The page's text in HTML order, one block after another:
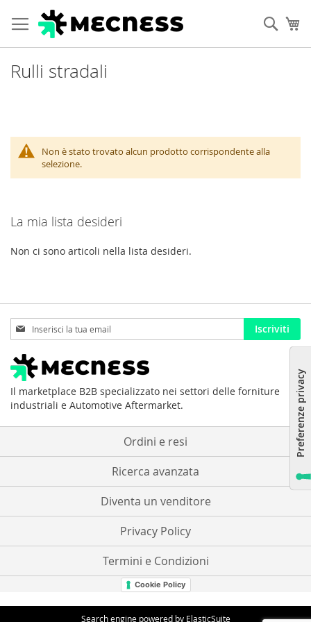
Cerca
Rulli stradali
Non è stato trovato alcun prodotto corrispondente alla
selezione.
La mia lista desideri
Non ci sono articoli nella lista desideri.
Iscriviti
alla
nostra
Newsletter:
Iscriviti
Il marketplace B2B specializzato nei settori delle forniture
industriali e Automotive Aftermarket.
Ordini e resi
Ricerca avanzata
Diventa un venditore
Privacy Policy
Termini e Condizioni
Cookie Policy
Search engine powered by ElasticSuite